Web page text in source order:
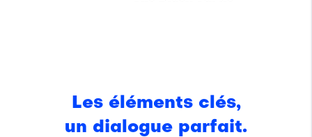
Les éléments clés,
un dialogue parfait.